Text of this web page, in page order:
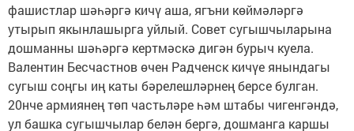
фашистлар шәһәргә кичү аша, ягъни көймәләргә
утырып якынлашырга уйлый. Совет сугышчыларына
дошманны шәһәргә кертмәскә дигән бурыч куела.
Валентин Бесчастнов өчен Радченск кичүе янындагы
сугыш соңгы иң каты бәрелешләрнең берсе булган.
20нче армиянең төп частьләре һәм штабы чигенгәндә,
ул башка сугышчылар белән бергә, дошманга каршы